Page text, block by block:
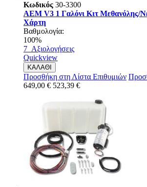
Κωδικός 30-3300
AEM V3 1 Γαλόνι Κιτ Μεθανόλης/
Χάρτη
Βαθμολογία:
100%
7 Αξιολογήσεις
Quickview
ΚΑΛΑΘΙ
Προσθήκη στη Λίστα Επιθυμιών
649,00 € 523,39 €